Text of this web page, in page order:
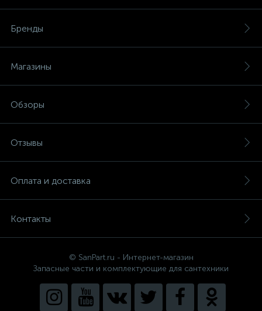
Бренды
Магазины
Обзоры
Отзывы
Оплата и доставка
Контакты
© SanPart.ru - Интернет-магазин
Запасные части и комплектующие для сантехники